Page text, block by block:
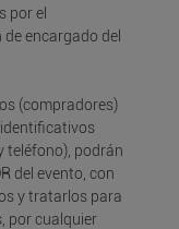
por el
encargado del
(compradores)
teléfono), podrán
del evento, con
y tratarlos para
por cualquier